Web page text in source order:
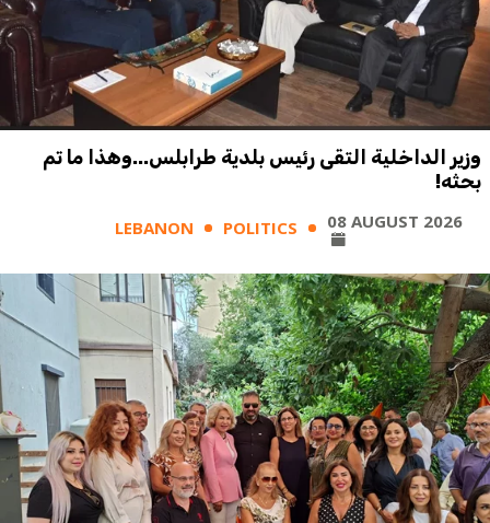
وزير الداخلية التقى رئيس بلدية طرابلس...وهذا ما تم
بحثه!
LEBANON POLITICS 08 AUGUST 2026